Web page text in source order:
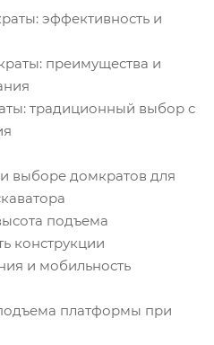
эффективность и
преимущества и
традиционный выбор с
выборе домкратов для
подъема
конструкции
и мобильность
платформы при